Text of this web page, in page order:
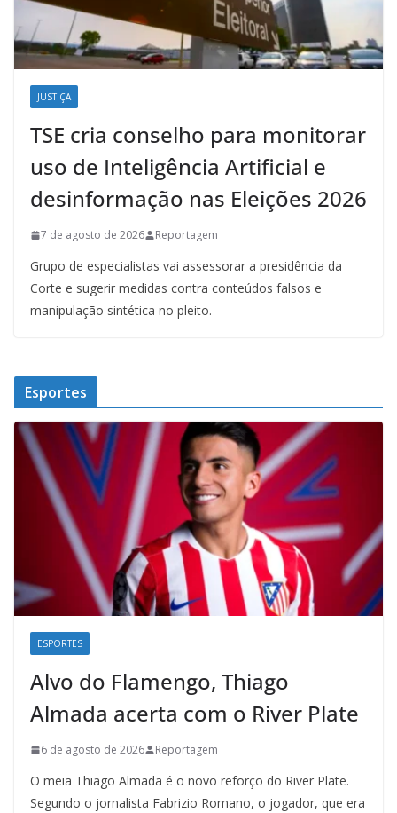
JUSTIÇA
TSE cria conselho para monitorar
uso de Inteligência Artificial e
desinformação nas Eleições 2026
7 de agosto de 2026 Reportagem
Grupo de especialistas vai assessorar a presidência da
Corte e sugerir medidas contra conteúdos falsos e
manipulação sintética no pleito.
Esportes
ESPORTES
Alvo do Flamengo, Thiago
Almada acerta com o River Plate
6 de agosto de 2026 Reportagem
O meia Thiago Almada é o novo reforço do River Plate.
Segundo o jornalista Fabrizio Romano, o jogador, que era